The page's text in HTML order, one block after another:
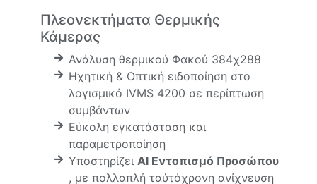
Πλεονεκτήματα Θερμικής
Κάμερας
Ανάλυση θερμικού Φακού 384χ288
Ηχητική & Οπτική ειδοποίηση στο
λογισμικό IVMS 4200 σε περίπτωση
συμβάντων
Εύκολη εγκατάσταση και
παραμετροποίηση
Υποστηρίζει AI Εντοπισμό Προσώπου
, με πολλαπλή ταύτόχρονη ανίχνευση